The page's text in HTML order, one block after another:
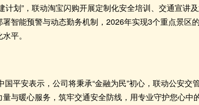
计划”，联动淘宝闪购开展定制化安全培训、交通宣讲
智能预警与动态勤务机制，2026年实现3个重点景区
平。
国平安表示，公司将秉承“金融为民”初心，联动公安
与暖心服务，筑牢交通安全防线，用专业守护您心中的